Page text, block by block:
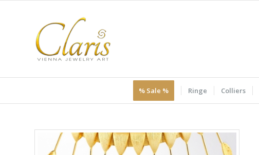
% Sale % Ringe Colliers